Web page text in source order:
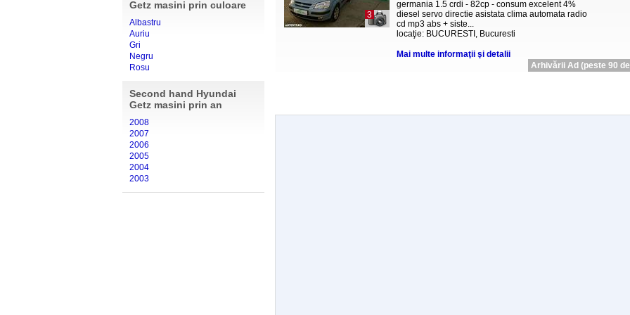
Getz masini prin culoare
Albastru
Auriu
Gri
Negru
Rosu
Second hand Hyundai
Getz masini prin an
2008
2007
2006
2005
2004
2003
3
germania 1.5 crdi - 82cp - consum excelent 4%
diesel servo directie asistata clima automata radio
cd mp3 abs + siste...
locaţie: BUCURESTI, Bucuresti
Mai multe informaţii şi detalii
Arhivării Ad (peste 90